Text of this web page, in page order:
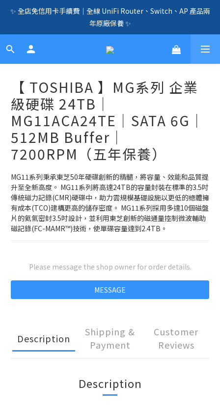
🛍️  全店免信用卡手續費、購物滿 HK$1000，即享免運優惠！
（SSD、HDD、UPS 除外）🛍️
✨ 全店免信用卡手續費｜全線 UniFi Router、Switch、AP 產品兩
年原廠保養 ✨
☎️ 全店免信用卡手續費｜提供客製化中、小、大型企業網絡、儲
存、監控、會議、智能化等方案，歡迎聯絡！☎️
🛍️  全店免信用卡手續費、購物滿 HK$1000，即享免運優惠！
（SSD、HDD、UPS 除外）🛍️
【 TOSHIBA 】MG系列 企業
級硬碟 24TB｜
MG11ACA24TE｜SATA 6G｜
512MB Buffer｜
7200RPM（五年保養）
MG11系列秉承東芝50年硬碟創新的精髓，將容量、效能和品質提
升至全新高度。 MG11系列將高達24TB的容量封裝在標準的3.5吋
傳統磁力記錄(CMR)硬碟中，助力雲規模基礎設施以更低的總體擁
有成本(TCO)建構更高的儲存密度。 MG11系列採用多達10個磁盤
片的氦氣密封3.5吋設計，並利用東芝創新的磁通量控制微波輔助
磁記錄(FC-MAMR™)技術，使單碟容量達到2.4TB。
Please message the shop owner for order details.
MESSAGE
Description
Shipping &
Payment
Customer
Reviews
Description